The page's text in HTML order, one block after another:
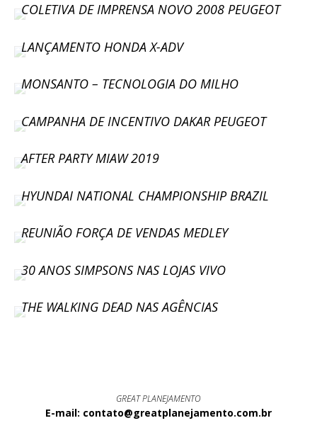
COLETIVA DE IMPRENSA NOVO 2008 PEUGEOT
LANÇAMENTO HONDA X-ADV
MONSANTO – TECNOLOGIA DO MILHO
CAMPANHA DE INCENTIVO DAKAR PEUGEOT
AFTER PARTY MIAW 2019
HYUNDAI NATIONAL CHAMPIONSHIP BRAZIL
REUNIÃO FORÇA DE VENDAS MEDLEY
30 ANOS SIMPSONS NAS LOJAS VIVO
THE WALKING DEAD NAS AGÊNCIAS
GREAT PLANEJAMENTO
E-mail: contato@greatplanejamento.com.br